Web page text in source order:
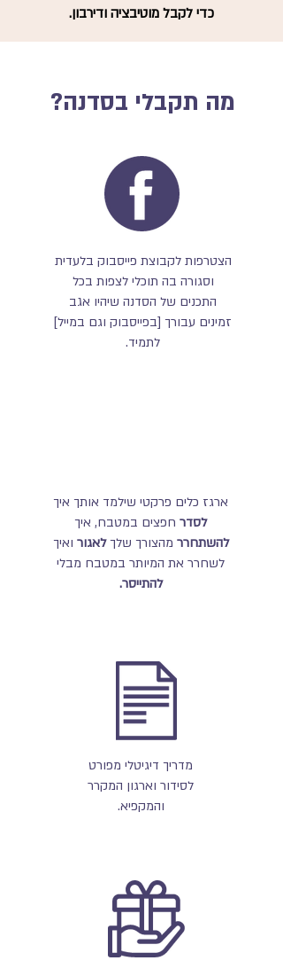
כדי לקבל מוטיבציה ודירבון.
מה תקבלי בסדנה?
הצטרפות לקבוצת פייסבוק בלעדית
וסגורה בה תוכלי לצפות בכל
התכנים של הסדנה שיהיו אגב
זמינים עבורך [בפייסבוק וגם במייל]
לתמיד.
ארגז כלים פרקטי שילמד אותך איך
לסדר חפצים במטבח, איך
להשתחרר מהצורך שלךלאגור ואיך
לשחרר את המיותר במטבח מבלי
להתייסר.
מדריך דיגיטלי מפורט
לסידור וארגון המקרר
והמקפיא.